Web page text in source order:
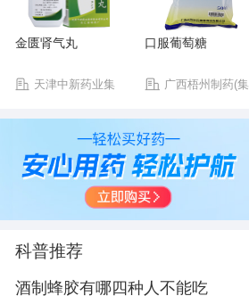
金匮肾气丸
天津中新药业集
堂制药厂
口服葡萄糖
广西梧州制药(集
科普推荐
酒制蜂胶有哪四种人不能吃